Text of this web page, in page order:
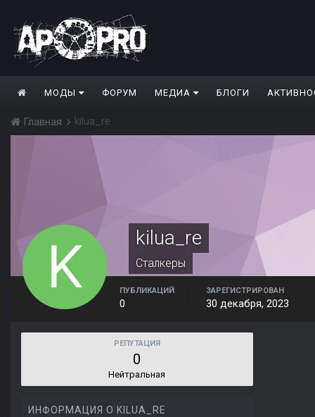
МОДЫ ФОРУМ МЕДИА БЛОГИ
Главная kilua_re
kilua_re
Сталкеры
ПУБЛИКАЦИЙ
0
ЗАРЕГИСТРИРОВАН
30 декабря, 2023
РЕПУТАЦИЯ
0
Нейтральная
ИНФОРМАЦИЯ О KILUA_RE